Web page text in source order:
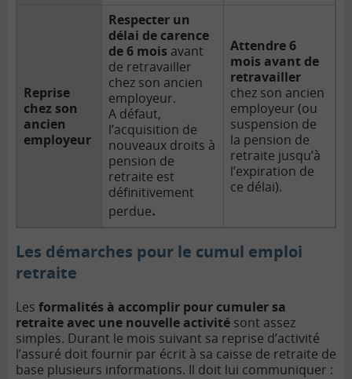
Reprise
chez son
ancien
employeur
Respecter un
délai de carence
de 6 mois avant
de retravailler
chez son ancien
employeur.
A défaut,
l’acquisition de
nouveaux droits à
pension de
retraite est
définitivement
perdue.
Attendre 6
mois avant de
retravailler
chez son ancien
employeur (ou
suspension de
la pension de
retraite jusqu’à
l’expiration de
ce délai).
Les démarches pour le cumul emploi
retraite
Les formalités à accomplir pour cumuler sa
retraite avec une nouvelle activité sont assez
simples. Durant le mois suivant sa reprise d’activité
l’assuré doit fournir par écrit à sa caisse de retraite de
base plusieurs informations. Il doit lui communiquer :